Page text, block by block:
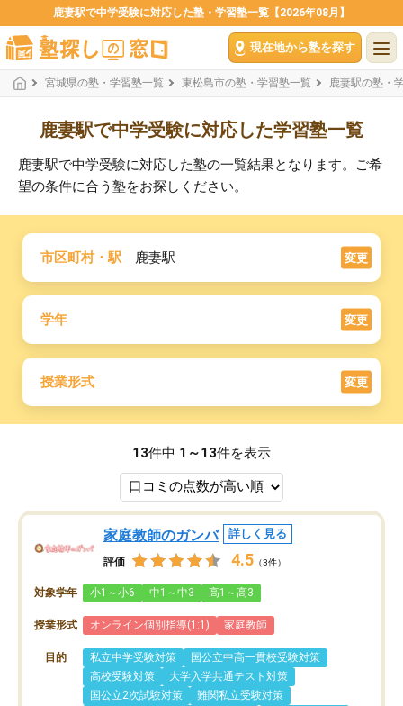
鹿妻駅で中学受験に対応した塾・学習塾一覧【2026年08月】
現在地から塾を探す
宮城県の塾・学習塾一覧 東松島市の塾・学習塾一覧 鹿妻駅の塾・
鹿妻駅で中学受験に対応した学習塾一覧
鹿妻駅で中学受験に対応した塾の一覧結果となります。ご希
望の条件に合う塾をお探しください。
市区町村・駅 鹿妻駅 変更
学年 変更
授業形式 変更
13件中 1～13件を表示
家庭教師のガンバ 詳しく見る
評価 4.5 （3件）
対象学年 小1～小6 中1～中3 高1～高3
授業形式 オンライン個別指導(1:1) 家庭教師
目的 私立中学受験対策
国公立中高一貫校受験対策
高校受験対策
大学入学共通テスト対策
国公立2次試験対策
難関私立受験対策